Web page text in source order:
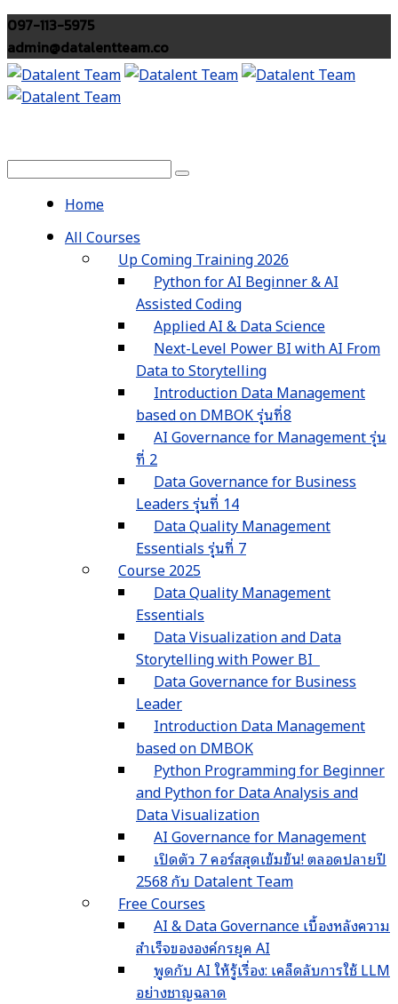
097-113-5975
admin@datalentteam.co
Home
All Courses
Up Coming Training 2026
Python for AI Beginner & AI
Assisted Coding
Applied AI & Data Science
Next-Level Power BI with AI From
Data to Storytelling
Introduction Data Management
based on DMBOK รุ่นที่8
AI Governance for Management รุ่น
ที่ 2
Data Governance for Business
Leaders รุ่นที่ 14
Data Quality Management
Essentials รุ่นที่ 7
Course 2025
Data Quality Management
Essentials
Data Visualization and Data
Storytelling with Power BI
Data Governance for Business
Leader
Introduction Data Management
based on DMBOK
Python Programming for Beginner
and Python for Data Analysis and
Data Visualization
AI Governance for Management
เปิดตัว 7 คอร์สสุดเข้มข้น! ตลอดปลายปี
2568 กับ Datalent Team
Free Courses
AI & Data Governance เบื้องหลังความ
สำเร็จขององค์กรยุค AI
พูดกับ AI ให้รู้เรื่อง: เคล็ดลับการใช้ LLM
อย่างชาญฉลาด